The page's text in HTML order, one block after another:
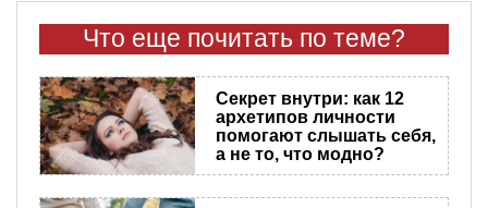
Что еще почитать по теме?
Секрет внутри: как 12
архетипов личности
помогают слышать себя,
а не то, что модно?